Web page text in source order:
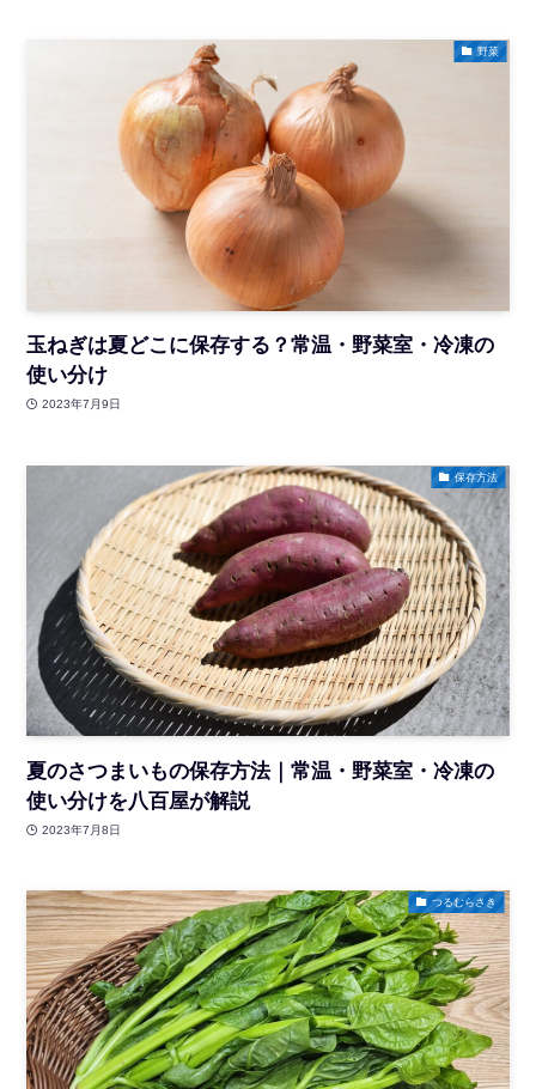
野菜
玉ねぎは夏どこに保存する？常温・野菜室・冷凍の
使い分け
2023年7月9日
保存方法
夏のさつまいもの保存方法｜常温・野菜室・冷凍の
使い分けを八百屋が解説
2023年7月8日
つるむらさき